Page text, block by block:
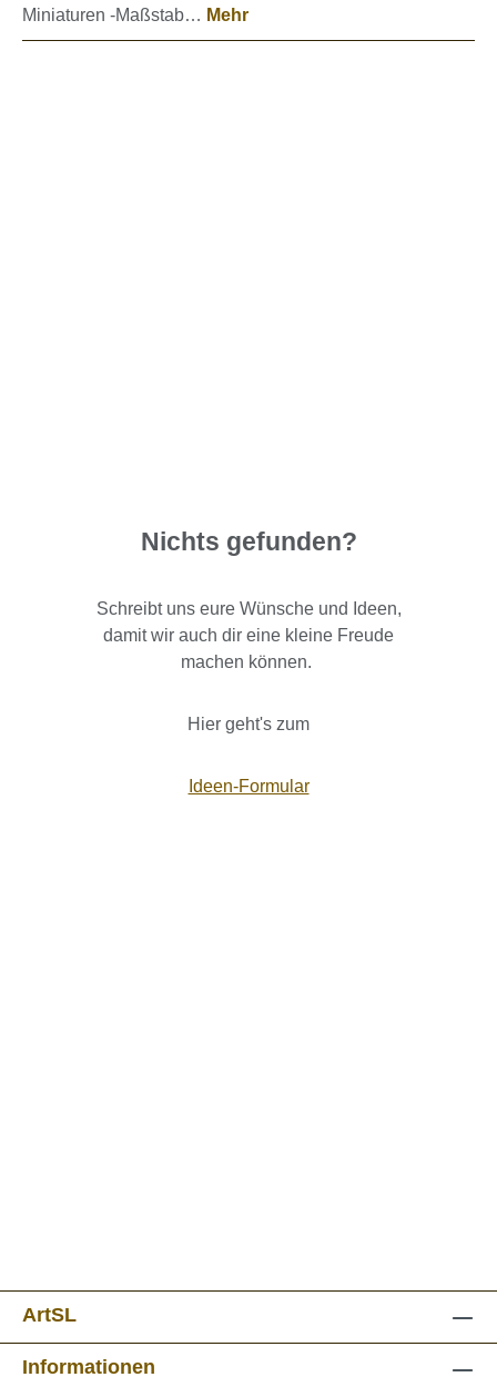
Miniaturen -Maßstab… Mehr
Nichts gefunden?
Schreibt uns eure Wünsche und Ideen,
damit wir auch dir eine kleine Freude
machen können.
Hier geht's zum
Ideen-Formular
ArtSL
Informationen